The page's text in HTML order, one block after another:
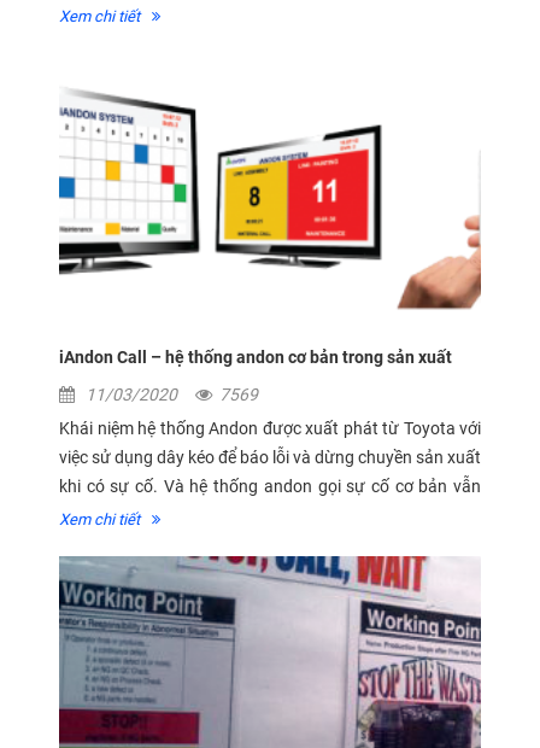
may bắt kịp, trụ vững và phát triển. Hệ thống Andon là
Xem chi tiết
iAndon Call – hệ thống andon cơ bản trong sản xuất
11/03/2020
7569
Khái niệm hệ thống Andon được xuất phát từ Toyota với
việc sử dụng dây kéo để báo lỗi và dừng chuyền sản xuất
khi có sự cố. Và hệ thống andon gọi sự cố cơ bản vẫn
luôn là công cụ hữu ích trong sản xuất tinh gọn.
Xem chi tiết